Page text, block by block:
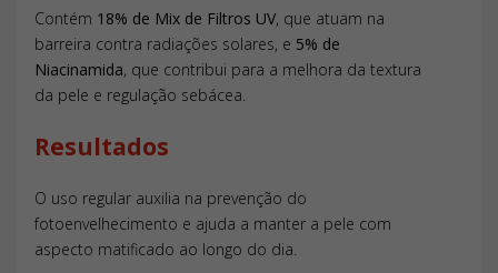
Tipo de produto:Protetor solar facial
Tipo de pele:Todos os tipos
Área de aplicação:Rosto
Textura:Loção
Volume/Quantidade:
Perguntas Frequentes
Para que serve Protetor Solar em Loção Principia FPS 60?
UVA/UVB e luz azul, auxiliando no controle da oleosidade.
qual tipo de pele?
O produto é indicado para todos os tipos de pele.
Como usar Protetor Solar em Loção Principia FPS 60?
Contém 18% de Mix de Filtros UV, que atuam na
barreira contra radiações solares, e 5% de
Niacinamida, que contribui para a melhora da textura
da pele e regulação sebácea.
Resultados
O uso regular auxilia na prevenção do
fotoenvelhecimento e ajuda a manter a pele com
aspecto matificado ao longo do dia.